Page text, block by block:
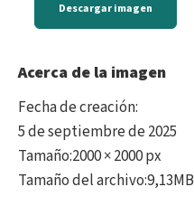
Descargar imagen
Acerca de la imagen
Fecha de creación:
5 de septiembre de 2025
Tamaño:2000 × 2000 px
Tamaño del archivo:9,13MB